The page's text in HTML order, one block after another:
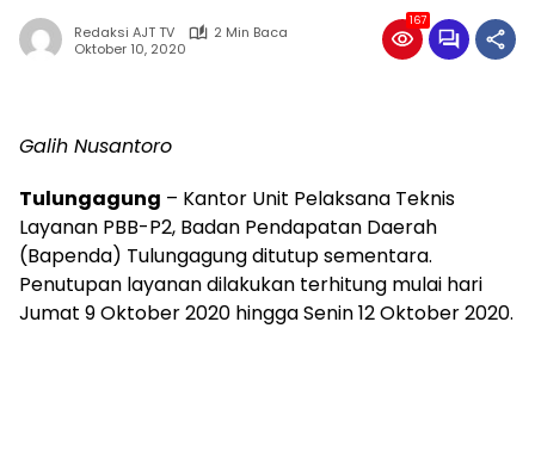
Redaksi AJT TV
2 Min Baca
Oktober 10, 2020
167
Galih Nusantoro
Tulungagung – Kantor Unit Pelaksana Teknis
Layanan PBB-P2, Badan Pendapatan Daerah
(Bapenda) Tulungagung ditutup sementara.
Penutupan layanan dilakukan terhitung mulai hari
Jumat 9 Oktober 2020 hingga Senin 12 Oktober 2020.